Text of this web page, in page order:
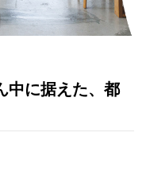
中に据えた、都